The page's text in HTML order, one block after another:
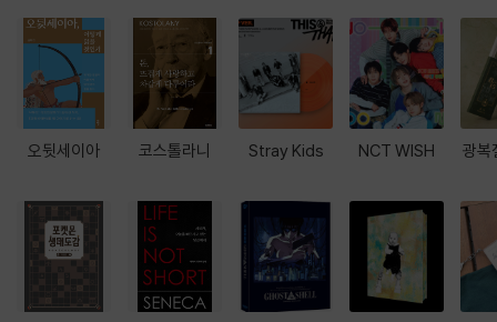
오뒷세이아 코스톨라니 Stray Kids NCT WISH 광복